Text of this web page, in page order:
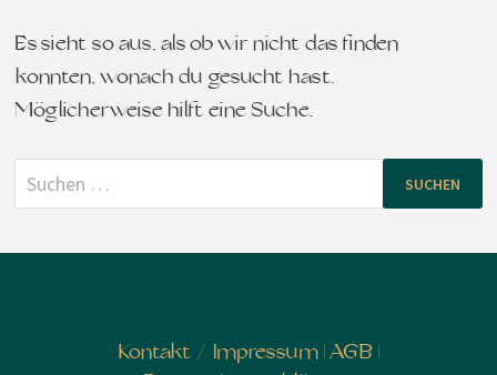
Es sieht so aus, als ob wir nicht das finden
konnten, wonach du gesucht hast.
Möglicherweise hilft eine Suche.
Suchen
nach:
Kontakt / Impressum| AGB|